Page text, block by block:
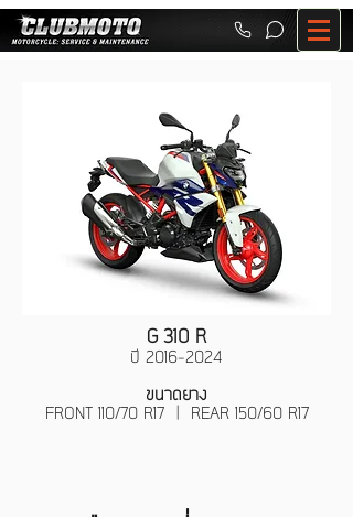
G 310 R
ปี 2016-2024
ขนาดยาง
FRONT 110/70 R17 | REAR 150/60 R17